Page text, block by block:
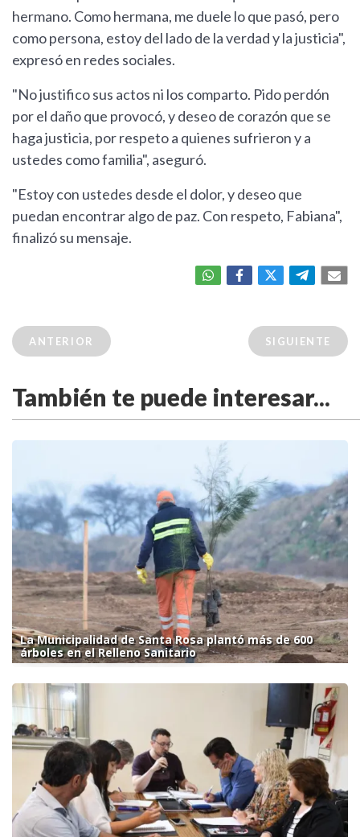
hermano. Como hermana, me duele lo que pasó, pero
como persona, estoy del lado de la verdad y la justicia",
expresó en redes sociales.
"No justifico sus actos ni los comparto. Pido perdón
por el daño que provocó, y deseo de corazón que se
haga justicia, por respeto a quienes sufrieron y a
ustedes como familia", aseguró.
"Estoy con ustedes desde el dolor, y deseo que
puedan encontrar algo de paz. Con respeto, Fabiana",
finalizó su mensaje.
ANTERIOR SIGUIENTE
También te puede interesar...
La Municipalidad de Santa Rosa plantó más de 600
árboles en el Relleno Sanitario